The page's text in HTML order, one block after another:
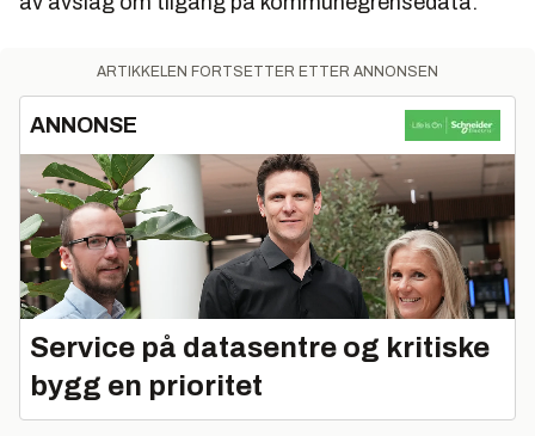
ARTIKKELEN FORTSETTER ETTER ANNONSEN
ANNONSE
Service på datasentre og kritiske
bygg en prioritet